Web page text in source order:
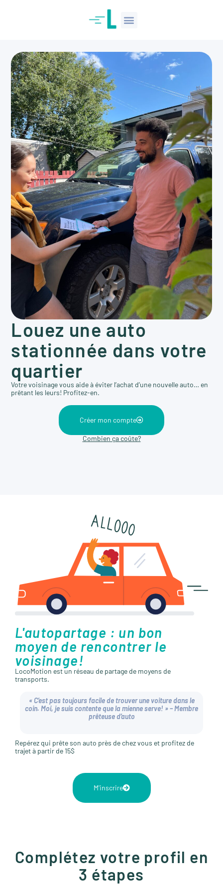
Louez une auto
stationnée dans votre
quartier
Votre voisinage vous aide à éviter l’achat d’une nouvelle auto… en
prêtant les leurs! Profitez-en.
Créer mon compte
Combien ça coûte?
L'autopartage : un bon
moyen de rencontrer le
voisinage!
LocoMotion est un réseau de partage de moyens de
transports.
« C’est pas toujours facile de trouver une voiture dans le
coin. Moi, je suis contente que la mienne serve! » – Membre
prêteuse d’auto
Repérez qui prête son auto près de chez vous et profitez de
trajet à partir de 15$
M'inscrire
Complétez votre profil en
3 étapes